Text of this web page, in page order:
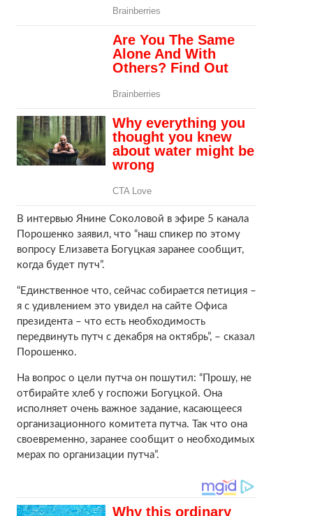
В интервью Янине Соколовой в эфире 5 канала
Порошенко заявил, что “наш спикер по этому
вопросу Елизавета Богуцкая заранее сообщит,
когда будет путч”.
“Единственное что, сейчас собирается петиция –
я с удивлением это увидел на сайте Офиса
президента – что есть необходимость
передвинуть путч с декабря на октябрь”, – сказал
Порошенко.
На вопрос о цели путча он пошутил: “Прошу, не
отбирайте хлеб у госпожи Богуцкой. Она
исполняет очень важное задание, касающееся
организационного комитета путча. Так что она
своевременно, заранее сообщит о необходимых
мерах по организации путча”.